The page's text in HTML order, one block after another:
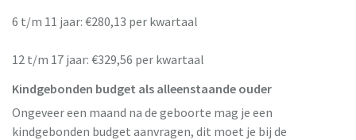
6 t/m 11 jaar: €280,13 per kwartaal
12 t/m 17 jaar: €329,56 per kwartaal
Kindgebonden budget als alleenstaande ouder
Ongeveer een maand na de geboorte mag je een
kindgebonden budget aanvragen, dit moet je bij de